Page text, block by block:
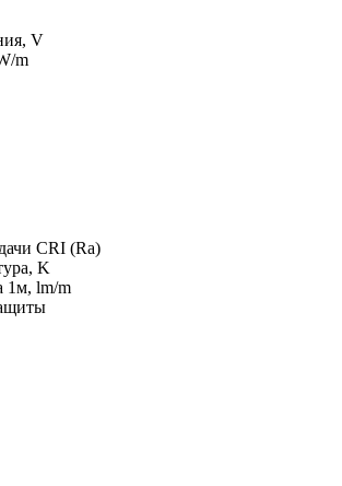
V
m
CRI (Ra)
K
1м, lm/m